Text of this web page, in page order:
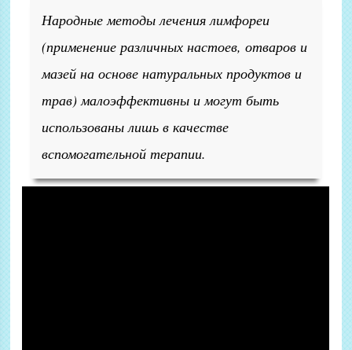
Народные методы лечения лимфореи
(применение различных настоев, отваров и
мазей на основе натуральных продуктов и
трав) малоэффективны и могут быть
использованы лишь в качестве
вспомогательной терапии.